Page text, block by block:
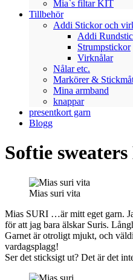
Mia`s filtar KIT
Tillbehör
Addi Stickor och
Addi
Strumpstickor
Virknålar
Nålar etc.
Markörer &
Mina armband
knappar
presentkort garn
Blogg
Softie
Mias suri vita
Mias SURI …är mitt eget garn.
för att jag bara älskar Suris.
Garnet är otroligt mjukt, och
vardagsplagg!
Ser det sticksigt ut? Det är det